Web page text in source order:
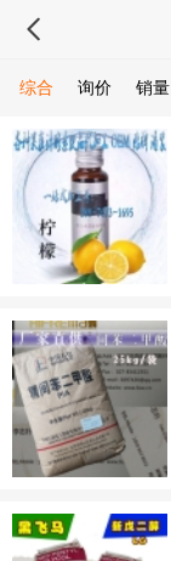
综合 询价 销量